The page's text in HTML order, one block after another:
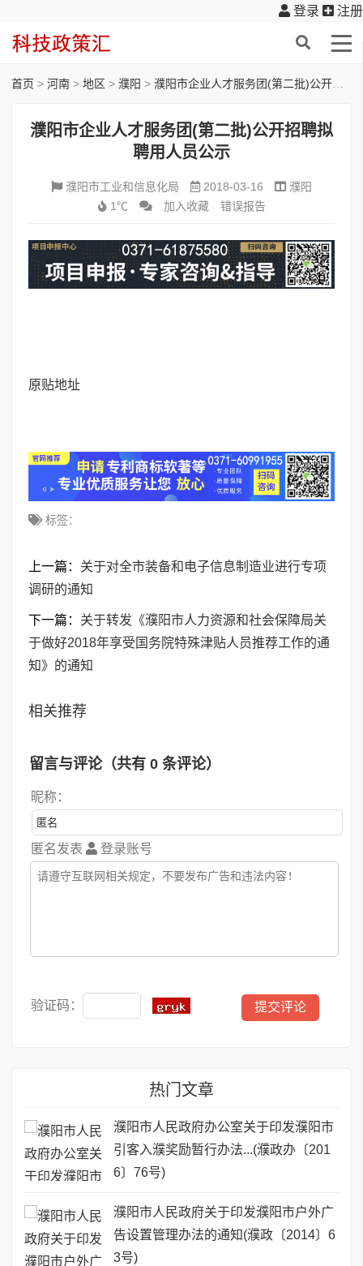
登录 注册
首页 > 河南 > 地区 > 濮阳 > 濮阳市企业人才服务团(第二批)公开招聘拟聘用人员公示
濮阳市企业人才服务团(第二批)公开招聘拟
聘用人员公示
濮阳市工业和信息化局 2018-03-16
濮阳
1℃
加入收藏 错误报告
原贴地址
标签：
上一篇： 关于对全市装备和电子信息制造业进行专项
调研的通知
下一篇： 关于转发《濮阳市人力资源和社会保障局关
于做好2018年享受国务院特殊津贴人员推荐工作的通
知》的通知
相关推荐
留言与评论（共有 0 条评论）
昵称：
匿名发表 登录账号
验证码：
热门文章
濮阳市人民政府办公室关于印发濮阳市
引客入濮奖励暂行办法...(濮政办〔201
6〕76号)
濮阳市人民政府关于印发濮阳市户外广
告设置管理办法的通知(濮政〔2014〕6
3号)